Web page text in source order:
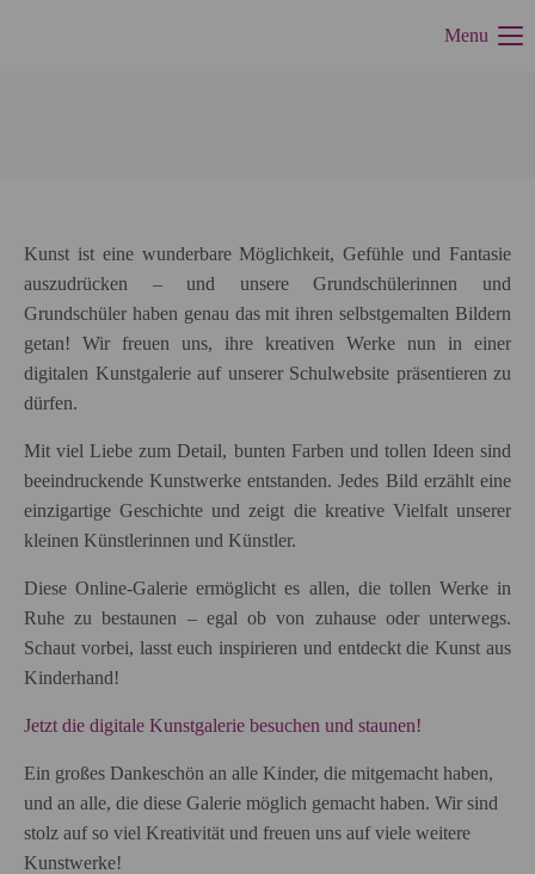
Menu
Kunst ist eine wunderbare Möglichkeit, Gefühle und Fantasie
auszudrücken – und unsere Grundschülerinnen und
Grundschüler haben genau das mit ihren selbstgemalten Bildern
getan! Wir freuen uns, ihre kreativen Werke nun in einer
digitalen Kunstgalerie auf unserer Schulwebsite präsentieren zu
dürfen.
Mit viel Liebe zum Detail, bunten Farben und tollen Ideen sind
beeindruckende Kunstwerke entstanden. Jedes Bild erzählt eine
einzigartige Geschichte und zeigt die kreative Vielfalt unserer
kleinen Künstlerinnen und Künstler.
Diese Online-Galerie ermöglicht es allen, die tollen Werke in
Ruhe zu bestaunen – egal ob von zuhause oder unterwegs.
Schaut vorbei, lasst euch inspirieren und entdeckt die Kunst aus
Kinderhand!
Jetzt die digitale Kunstgalerie besuchen und staunen!
Ein großes Dankeschön an alle Kinder, die mitgemacht haben,
und an alle, die diese Galerie möglich gemacht haben. Wir sind
stolz auf so viel Kreativität und freuen uns auf viele weitere
Kunstwerke!